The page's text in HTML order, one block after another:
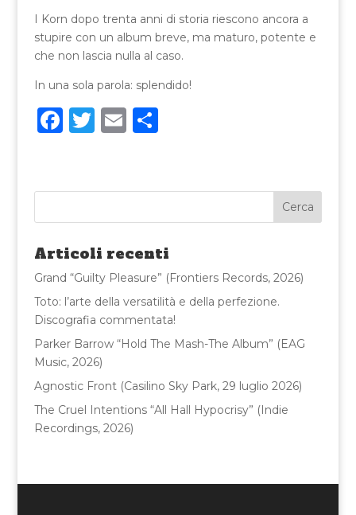
I Korn dopo trenta anni di storia riescono ancora a
stupire con un album breve, ma maturo, potente e
che non lascia nulla al caso.
In una sola parola: splendido!
F
e
b
o
o
k
T
te
r
E
l
C
di
vi
di
Articoli recenti
Grand “Guilty Pleasure” (Frontiers Records, 2026)
Toto: l’arte della versatilità e della perfezione.
Discografia commentata!
Parker Barrow “Hold The Mash-The Album” (EAG
Music, 2026)
Agnostic Front (Casilino Sky Park, 29 luglio 2026)
The Cruel Intentions “All Hall Hypocrisy” (Indie
Recordings, 2026)